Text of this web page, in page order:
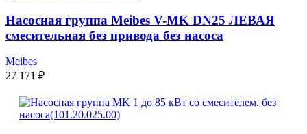
Насосная группа Meibes V-MK DN25 ЛЕВАЯ
смесительная без привода без насоса
Meibes
27 171 ₽